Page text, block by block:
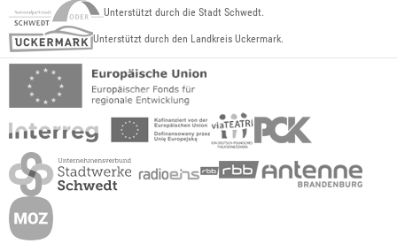
Unterstützt durch die Stadt Schwedt.
Unterstützt durch den Landkreis Uckermark.